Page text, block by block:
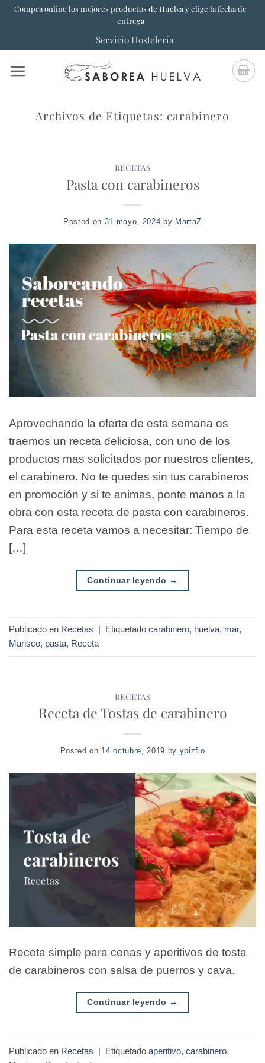
SaltarCompra online los mejores productos de Huelva y elige la fecha de
entrega
Servicio Hostelería
Archivos de Etiquetas: carabinero
RECETAS
Pasta con carabineros
Posted on 31 mayo, 2024 by MartaZ
Aprovechando la oferta de esta semana os
traemos un receta deliciosa, con uno de los
productos mas solicitados por nuestros clientes,
el carabinero. No te quedes sin tus carabineros
en promoción y si te animas, ponte manos a la
obra con esta receta de pasta con carabineros.
Para esta receta vamos a necesitar: Tiempo de
[…]
Continuar leyendo →
Publicado en Recetas | Etiquetado carabinero, huelva, mar,
Marisco, pasta, Receta
RECETAS
Receta de Tostas de carabinero
Posted on 14 octubre, 2019 by ypizflo
Receta simple para cenas y aperitivos de tosta
de carabineros con salsa de puerros y cava.
Continuar leyendo →
Publicado en Recetas | Etiquetado aperitivo, carabinero,